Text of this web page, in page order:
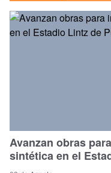
Avanzan obras
sintética en el